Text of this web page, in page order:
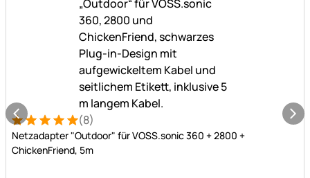
Bewertung: 5 von 5 (8 Bewertungen)
8 Bewertungen
(8)
Netzadapter "Outdoor" für VOSS.sonic 360 + 2800 +
ChickenFriend, 5m